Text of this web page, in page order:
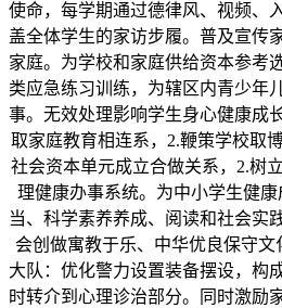
使命，每学期通过德律风、视频、
盖全体学生的家访步履。普及宣传
家庭。为学校和家庭供给资本参考
类应急练习训练，为辖区内青少年
事。无效处理影响学生身心健康成
取家庭教育相连系，2.鞭策学校取
社会资本单元成立合做关系，2.树
理健康办事系统。为中小学生健
当、科学素养养成、阅读和社会实
会创做寓教于乐、中华优良保守
大队：优化警力设置装备摆设，构
时转介到心理诊治部分。同时激励